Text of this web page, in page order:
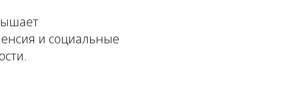
и социальные